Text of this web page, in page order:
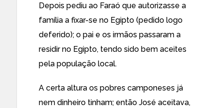
Depois pediu ao Faraó que autorizasse a
família a fixar-se no Egipto (pedido logo
deferido); o pai e os irmãos passaram a
residir no Egipto, tendo sido bem aceites
pela população local.
A certa altura os pobres camponeses já
nem dinheiro tinham; então José aceitava,